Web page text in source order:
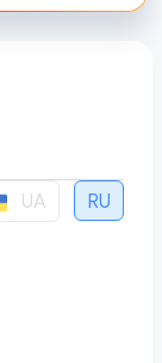
UA RU